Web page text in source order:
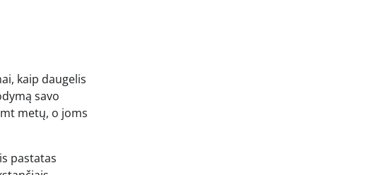
kaip daugelis
savo
metų, o joms
pastatas